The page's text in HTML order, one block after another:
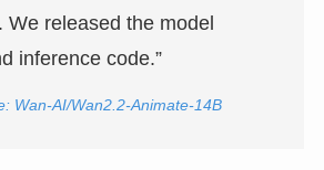
We released the model
inference code.”
Wan-AI/Wan2.2-Animate-14B